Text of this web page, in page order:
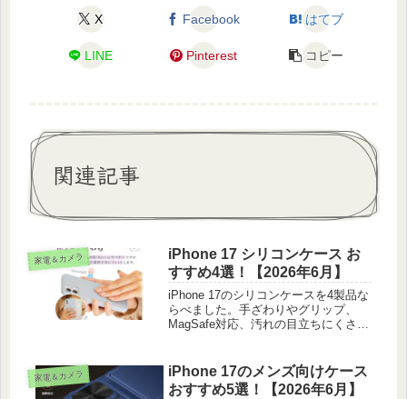
X Facebook はてブ
LINE Pinterest コピー
関連記事
家電＆カメラ
iPhone 17 シリコンケース お
すすめ4選！【2026年6月】
iPhone 17のシリコンケースを4製品な
らべました。手ざわりやグリップ、
MagSafe対応、汚れの目立ちにくさま
家電＆カメラ
iPhone 17のメンズ向けケース
おすすめ5選！【2026年6月】